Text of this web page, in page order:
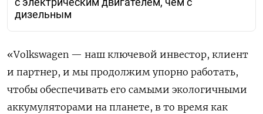
с электрическим двигателем, чем с
дизельным
«Volkswagen — наш ключевой инвестор, клиент
и партнер, и мы продолжим упорно работать,
чтобы обеспечивать его самыми экологичными
аккумуляторами на планете, в то время как